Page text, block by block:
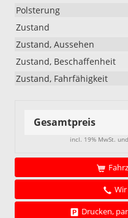
Polsterung
Zustand
Zustand, Aussehen
Zustand, Beschaffenheit
Zustand, Fahrfähigkeit
Gesamtpreis
incl. 19% MwSt.
Drucken,